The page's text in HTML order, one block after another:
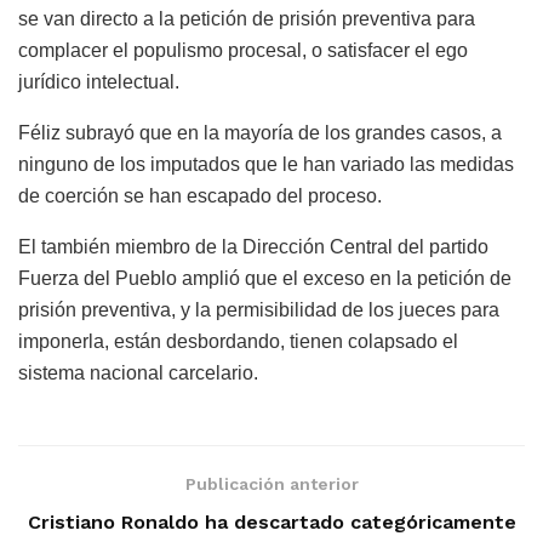
se van directo a la petición de prisión preventiva para
complacer el populismo procesal, o satisfacer el ego
jurídico intelectual.
Féliz subrayó que en la mayoría de los grandes casos, a
ninguno de los imputados que le han variado las medidas
de coerción se han escapado del proceso.
El también miembro de la Dirección Central del partido
Fuerza del Pueblo amplió que el exceso en la petición de
prisión preventiva, y la permisibilidad de los jueces para
imponerla, están desbordando, tienen colapsado el
sistema nacional carcelario.
Publicación anterior
Cristiano Ronaldo ha descartado categóricamente